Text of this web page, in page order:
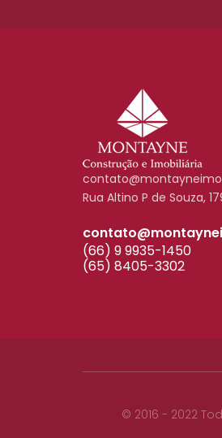
Rua Altino P de Souza,
(66) 9 9935-1450
(65) 8405-3302
© 2016 - 2022